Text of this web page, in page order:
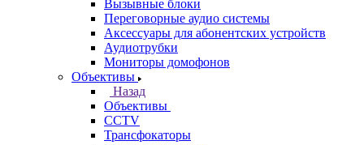
Вызывные блоки
Переговорные аудио системы
Аксессуары для абонентских устройств
Аудиотрубки
Мониторы домофонов
Объективы
Назад
Объективы
CCTV
Трансфокаторы